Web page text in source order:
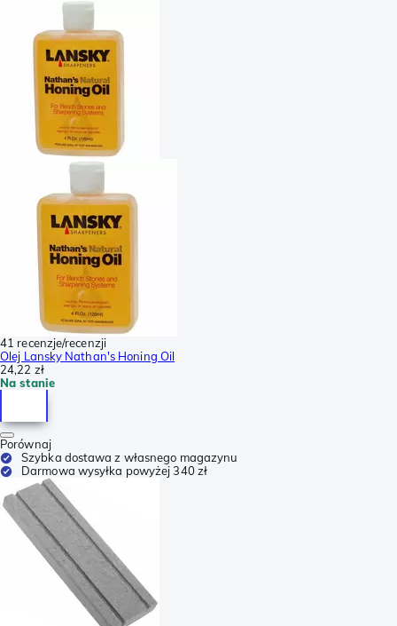
41 recenzje/recenzji
Olej Lansky Nathan's Honing Oil
24,22 zł
Na stanie
Porównaj
Szybka dostawa z własnego magazynu
Darmowa wysyłka powyżej 340 zł